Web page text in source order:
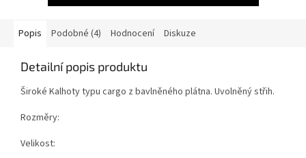
Popis Podobné (4) Hodnocení Diskuze
Detailní popis produktu
Široké Kalhoty typu cargo z bavlněného plátna. Uvolněný střih.
Rozměry:
Velikost: